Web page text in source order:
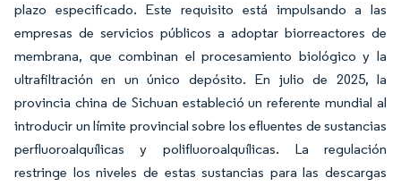
plazo especificado. Este requisito está impulsando a las
empresas de servicios públicos a adoptar biorreactores de
membrana, que combinan el procesamiento biológico y la
ultrafiltración en un único depósito. En julio de 2025, la
provincia china de Sichuan estableció un referente mundial al
introducir un límite provincial sobre los efluentes de sustancias
perfluoroalquílicas y polifluoroalquílicas. La regulación
restringe los niveles de estas sustancias para las descargas